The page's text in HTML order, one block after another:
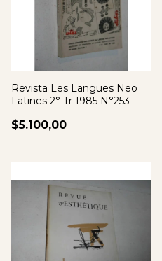
Revista Les Langues Neo
Latines 2° Tr 1985 N°253
$5.100,00